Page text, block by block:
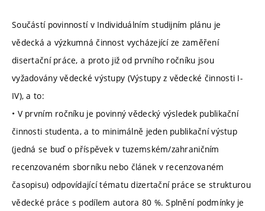
Součástí povinností v Individuálním studijním plánu je
vědecká a výzkumná činnost vycházející ze zaměření
disertační práce, a proto již od prvního ročníku jsou
vyžadovány vědecké výstupy (Výstupy z vědecké činnosti I-
IV), a to:
• V prvním ročníku je povinný vědecký výsledek publikační
činnosti studenta, a to minimálně jeden publikační výstup
(jedná se buď o příspěvek v tuzemském/zahraničním
recenzovaném sborníku nebo článek v recenzovaném
časopisu) odpovídající tématu dizertační práce se strukturou
vědecké práce s podílem autora 80 %. Splnění podmínky je